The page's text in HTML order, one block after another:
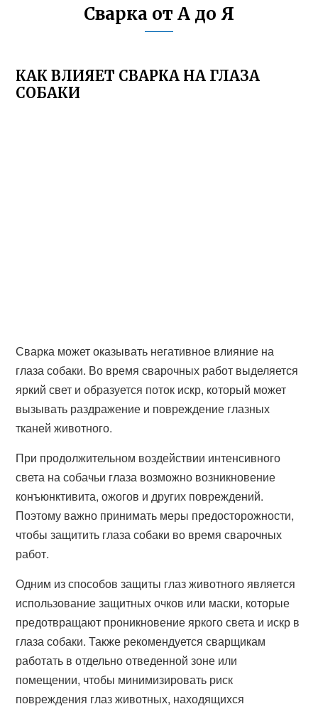
Сварка от А до Я
КАК ВЛИЯЕТ СВАРКА НА ГЛАЗА
СОБАКИ
Сварка может оказывать негативное влияние на
глаза собаки. Во время сварочных работ выделяется
яркий свет и образуется поток искр, который может
вызывать раздражение и повреждение глазных
тканей животного.
При продолжительном воздействии интенсивного
света на собачьи глаза возможно возникновение
конъюнктивита, ожогов и других повреждений.
Поэтому важно принимать меры предосторожности,
чтобы защитить глаза собаки во время сварочных
работ.
Одним из способов защиты глаз животного является
использование защитных очков или маски, которые
предотвращают проникновение яркого света и искр в
глаза собаки. Также рекомендуется сварщикам
работать в отдельно отведенной зоне или
помещении, чтобы минимизировать риск
повреждения глаз животных, находящихся